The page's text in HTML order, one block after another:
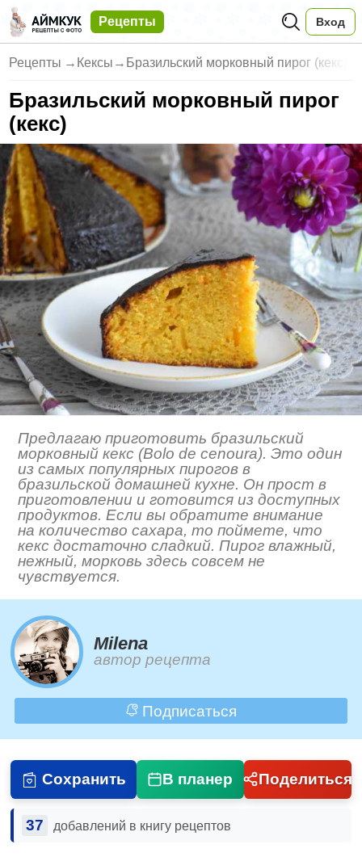
Рецепты Вход
Рецепты → Кексы → Бразильский морковный пирог (кекс)
Бразильский морковный пирог
(кекс)
Предлагаю приготовить бразильский
морковный кекс (Bolo de cenoura). Это один
из самых популярных пирогов в
бразильской домашней кухне. Он прост в
приготовлении и готовится из доступных
продуктов. Если вы обратите внимание
на количество сахара, то поймете, что
кекс достаточно сладкий. Пирог влажный,
нежный, морковь здесь совсем не
чувствуется.
Milena
автор рецепта
Подписаться
Сохранить В планер Поделиться
37 добавлений в книгу рецептов